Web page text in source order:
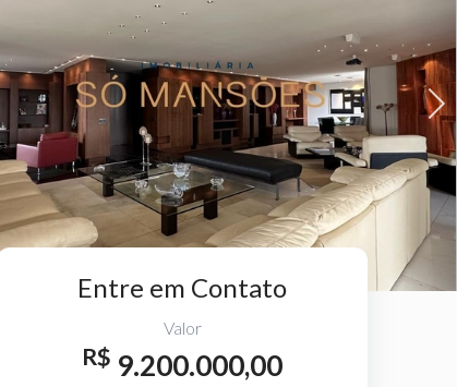
Next
Entre em Contato
Valor
R$ 9.200.000,00